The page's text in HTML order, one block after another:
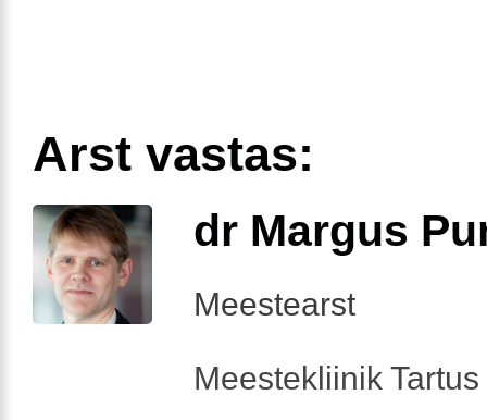
Arst vastas:
dr Margus
Meestearst
Meestekliinik